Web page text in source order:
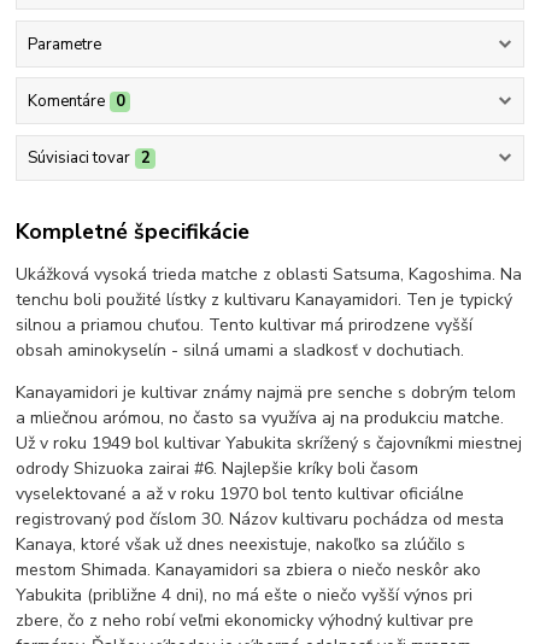
Parametre
Komentáre 0
Súvisiaci tovar 2
Kompletné špecifikácie
Ukážková vysoká trieda matche z oblasti Satsuma, Kagoshima. Na
tenchu boli použité lístky z kultivaru Kanayamidori. Ten je typický
silnou a priamou chuťou. Tento kultivar má prirodzene vyšší
obsah aminokyselín - silná umami a sladkosť v dochutiach.
Kanayamidori je kultivar známy najmä pre senche s dobrým telom
a mliečnou arómou, no často sa využíva aj na produkciu matche.
Už v roku 1949 bol kultivar Yabukita skrížený s čajovníkmi miestnej
odrody Shizuoka zairai #6. Najlepšie kríky boli časom
vyselektované a až v roku 1970 bol tento kultivar oficiálne
registrovaný pod číslom 30. Názov kultivaru pochádza od mesta
Kanaya, ktoré však už dnes neexistuje, nakoľko sa zlúčilo s
mestom Shimada. Kanayamidori sa zbiera o niečo neskôr ako
Yabukita (približne 4 dni), no má ešte o niečo vyšší výnos pri
zbere, čo z neho robí veľmi ekonomicky výhodný kultivar pre